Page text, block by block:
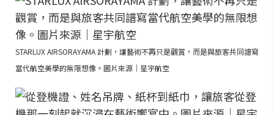
STARLUX AIRSORAYAMA 計劃，讓藝術不再只是觀賞，而是與旅客共同譜寫
當代航空美學的無限想像。圖片來源｜星宇航空